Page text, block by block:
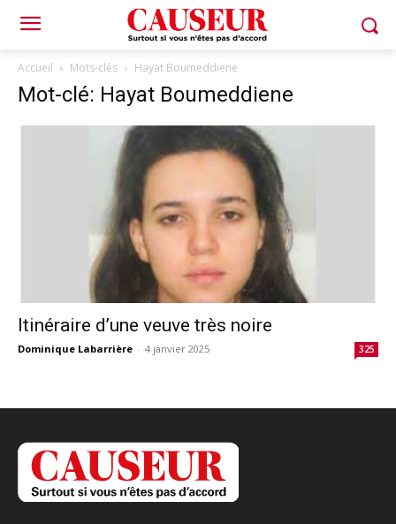
Accueil Mots-clés Hayat Boumeddiene
Mot-clé: Hayat Boumeddiene
Itinéraire d’une veuve très noire
Dominique Labarrière - 4 janvier 2025 325